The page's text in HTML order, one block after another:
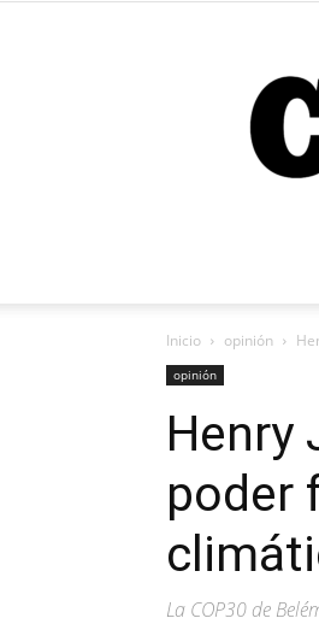
Inicio opinión
opinión
Henry
poder
La COP30 de